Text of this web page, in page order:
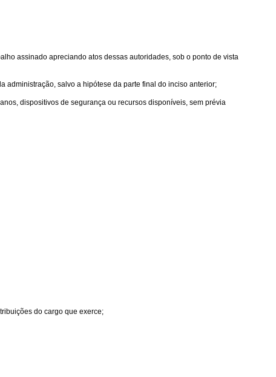
assinado apreciando atos dessas autoridades, sob o ponto de vista
administração, salvo a hipótese da parte final do inciso anterior;
dispositivos de segurança ou recursos disponíveis, sem prévia
do cargo que exerce;